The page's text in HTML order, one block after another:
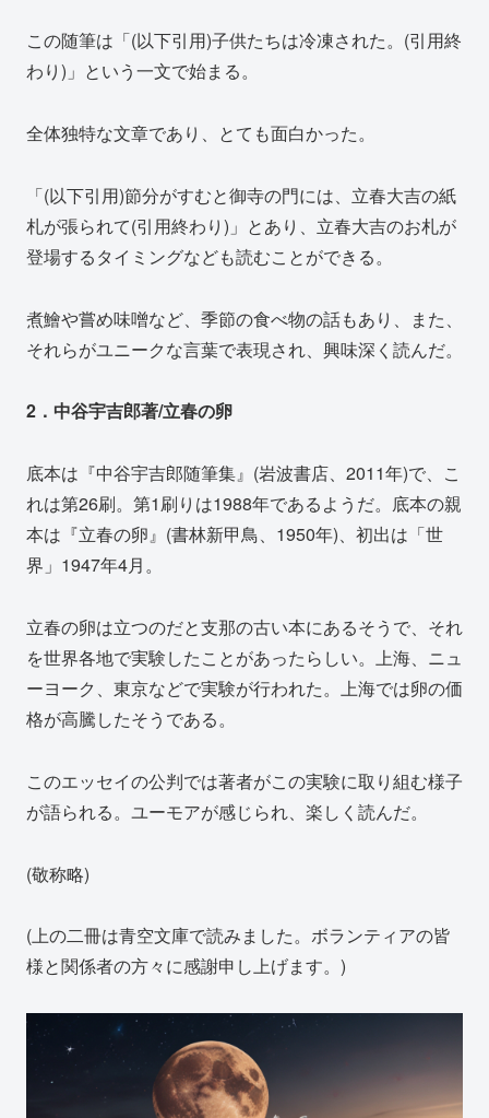
この随筆は「(以下引用)子供たちは冷凍された。(引用終
わり)」という一文で始まる。
全体独特な文章であり、とても面白かった。
「(以下引用)節分がすむと御寺の門には、立春大吉の紙
札が張られて(引用終わり)」とあり、立春大吉のお札が
登場するタイミングなども読むことができる。
煮鱠や嘗め味噌など、季節の食べ物の話もあり、また、
それらがユニークな言葉で表現され、興味深く読んだ。
2．中谷宇吉郎著/立春の卵
底本は『中谷宇吉郎随筆集』(岩波書店、2011年)で、こ
れは第26刷。第1刷りは1988年であるようだ。底本の親
本は『立春の卵』(書林新甲鳥、1950年)、初出は「世
界」1947年4月。
立春の卵は立つのだと支那の古い本にあるそうで、それ
を世界各地で実験したことがあったらしい。上海、ニュ
ーヨーク、東京などで実験が行われた。上海では卵の価
格が高騰したそうである。
このエッセイの公判では著者がこの実験に取り組む様子
が語られる。ユーモアが感じられ、楽しく読んだ。
(敬称略)
(上の二冊は青空文庫で読みました。ボランティアの皆
様と関係者の方々に感謝申し上げます。)